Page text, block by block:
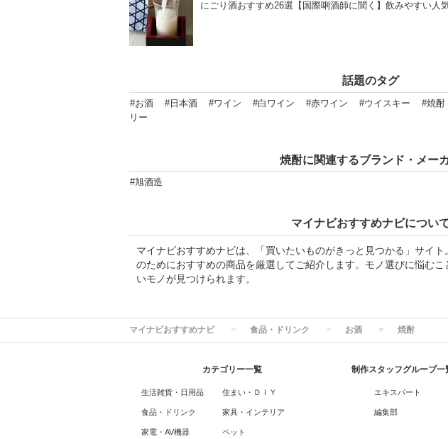
にごり酒おすすめ26選【国際唎酒師に聞く】飲みやすい人
話題のタグ
#お酒 #日本酒 #ワイン #白ワイン #赤ワイン #ウイスキー #焼酎
リー
焼酎に関連するブランド・メー
#旭酒造
マイナビおすすめナビについ
マイナビおすすめナビは、「買いたいものがきっと見つかる」サイ
のためにおすすめの商品を厳選してご紹介します。モノ選びに悩む
いモノが見つけられます。
マイナビおすすめナビ 食品・ドリンク お酒 焼酎
カテゴリー一覧
生活雑貨・日用品
食品・ドリンク
家電・AV機器
住まい・ＤＩＹ
家具・インテリア
ペット
制作スタッフグループ一
エキスパート
編集部